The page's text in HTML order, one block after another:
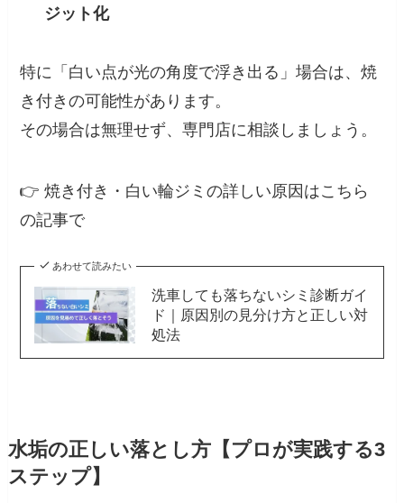
ジット化
特に「白い点が光の角度で浮き出る」場合は、焼
き付きの可能性があります。
その場合は無理せず、専門店に相談しましょう。
👉 焼き付き・白い輪ジミの詳しい原因はこちら
の記事で
あわせて読みたい
洗車しても落ちないシミ診断ガイ
ド｜原因別の見分け方と正しい対
処法
水垢の正しい落とし方【プロが実践する3
ステップ】